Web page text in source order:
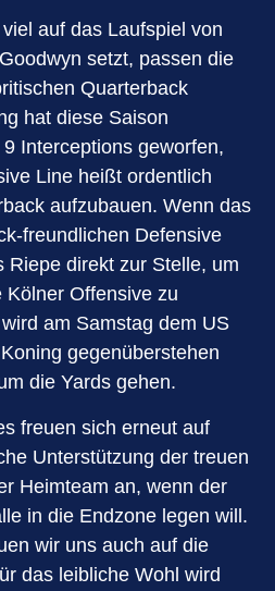
auf das Laufspiel von
setzt, passen die
Quarterback
hat diese Saison
Interceptions geworfen,
Line heißt ordentlich
aufzubauen. Wenn das
freundlichen Defensive
Riepe direkt zur Stelle, um
Offensive zu
am Samstag dem US
gegenüberstehen
die Yards gehen.
freuen sich erneut auf
Unterstützung der treuen
Heimteam an, wenn der
in die Endzone legen will.
wir uns auch auf die
das leibliche Wohl wird